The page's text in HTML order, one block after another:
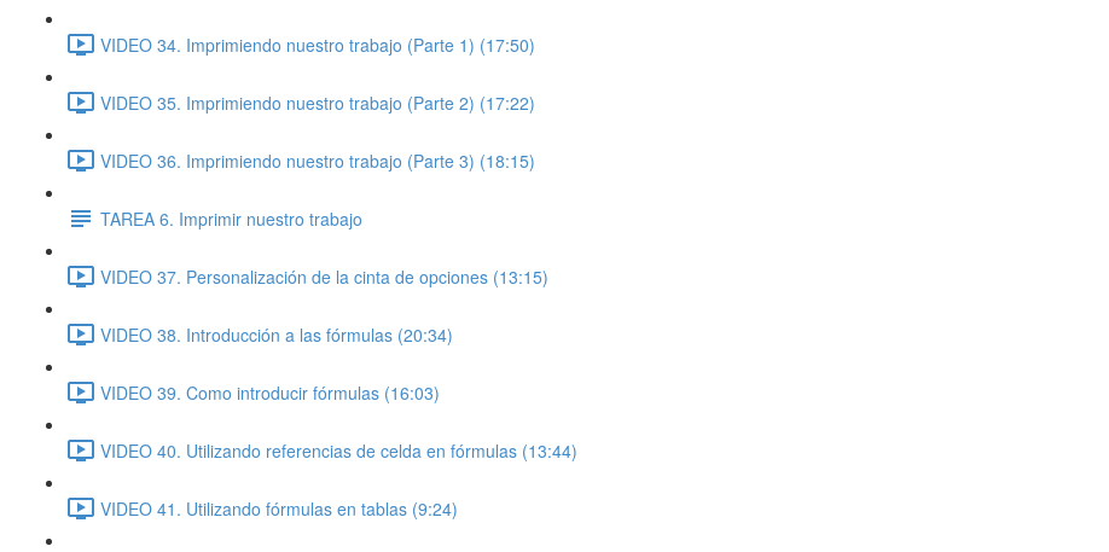
VIDEO 34. Imprimiendo nuestro trabajo (Parte 1) (17:50)
VIDEO 35. Imprimiendo nuestro trabajo (Parte 2) (17:22)
VIDEO 36. Imprimiendo nuestro trabajo (Parte 3) (18:15)
TAREA 6. Imprimir nuestro trabajo
VIDEO 37. Personalización de la cinta de opciones (13:15)
VIDEO 38. Introducción a las fórmulas (20:34)
VIDEO 39. Como introducir fórmulas (16:03)
VIDEO 40. Utilizando referencias de celda en fórmulas (13:44)
VIDEO 41. Utilizando fórmulas en tablas (9:24)